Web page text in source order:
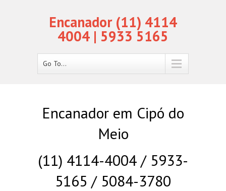
Encanador (11) 4114
4004 | 5933 5165
Go To...
Encanador em Cipó do
Meio
(11) 4114-4004 / 5933-
5165 / 5084-3780